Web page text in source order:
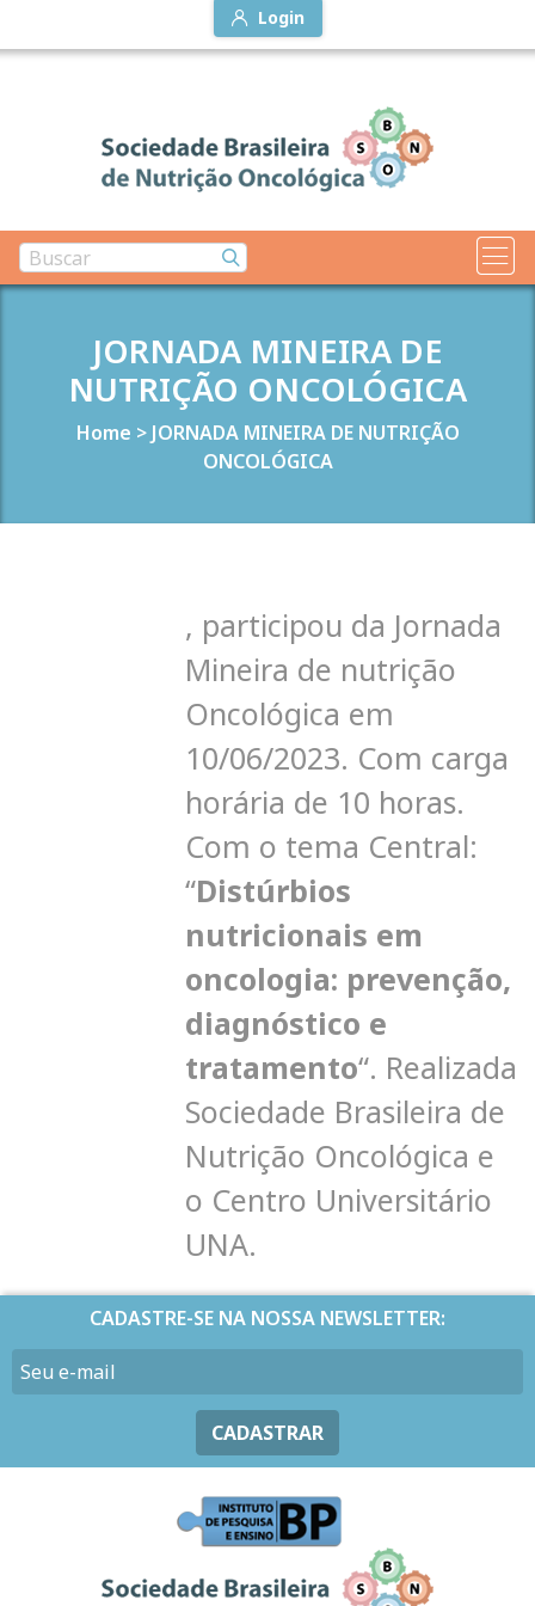
Login
JORNADA MINEIRA DE
NUTRIÇÃO ONCOLÓGICA
Home > JORNADA MINEIRA DE NUTRIÇÃO
ONCOLÓGICA
, participou da Jornada
Mineira de nutrição
Oncológica em
10/06/2023. Com carga
horária de 10 horas.
Com o tema Central:
“Distúrbios
nutricionais em
oncologia: prevenção,
diagnóstico e
tratamento“. Realizada
Sociedade Brasileira de
Nutrição Oncológica e
o Centro Universitário
UNA.
CADASTRE-SE NA NOSSA NEWSLETTER:
CADASTRAR